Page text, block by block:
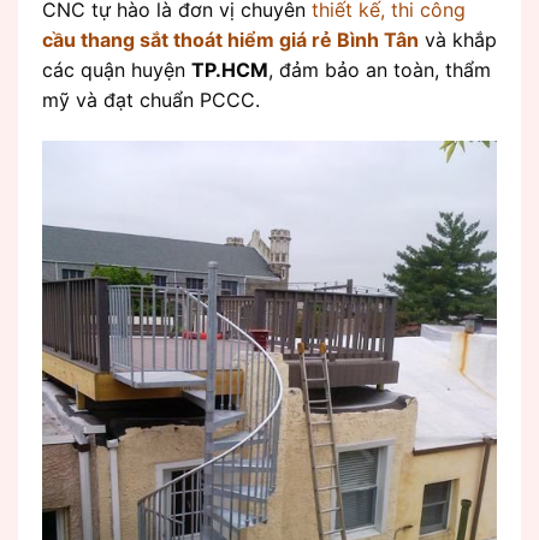
CNC tự hào là đơn vị chuyên thiết kế, thi công
cầu thang sắt thoát hiểm giá rẻ Bình Tân và khắp
các quận huyện TP.HCM, đảm bảo an toàn, thẩm
mỹ và đạt chuẩn PCCC.